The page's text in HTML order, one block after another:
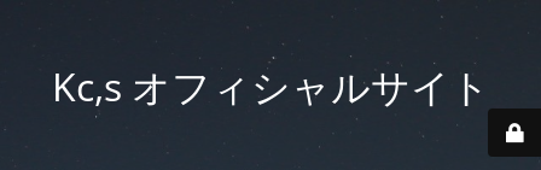
Kc,s オフィシャルサイト